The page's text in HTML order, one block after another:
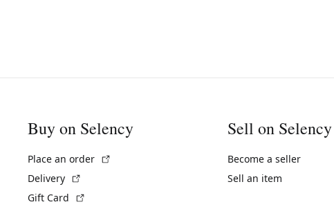
Buy on Selency
Place an order
Delivery
Gift Card
Sell on Selency
Become a seller
Sell an item